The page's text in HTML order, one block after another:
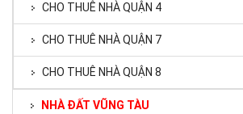
CHO THUÊ NHÀ QUẬN 4
CHO THUÊ NHÀ QUẬN 7
CHO THUÊ NHÀ QUẬN 8
NHÀ ĐẤT VŨNG TÀU